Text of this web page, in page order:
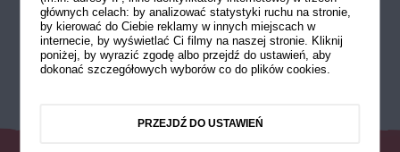
głównych celach: by analizować statystyki ruchu na stronie,
by kierować do Ciebie reklamy w innych miejscach w
internecie, by wyświetlać Ci filmy na naszej stronie. Kliknij
poniżej, by wyrazić zgodę albo przejdź do ustawień, aby
dokonać szczegółowych wyborów co do plików cookies.
PRZEJDŹ DO USTAWIEŃ